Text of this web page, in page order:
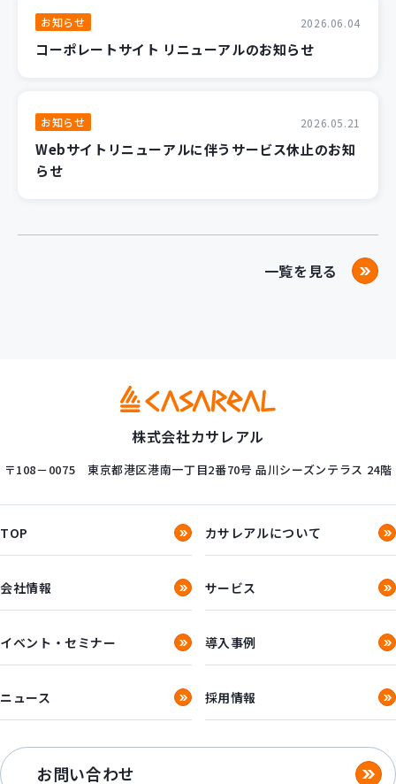
お知らせ 2026.06.04
コーポレートサイト リニューアルのお知らせ
お知らせ 2026.05.21
Webサイトリニューアルに伴うサービス休止のお知
らせ
一覧を見る
株式会社カサレアル
〒108－0075 東京都港区港南一丁目2番70号 品川シーズンテラス 24階
TOP カサレアルについて
会社情報 サービス
イベント・セミナー 導入事例
ニュース 採用情報
お問い合わせ